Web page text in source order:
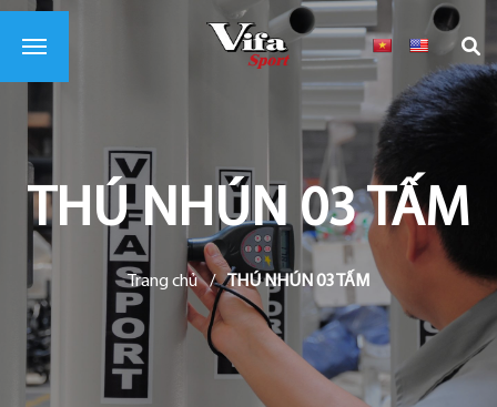
THÚ NHÚN 03 TẤM
Trang chủ / THÚ NHÚN 03 TẤM